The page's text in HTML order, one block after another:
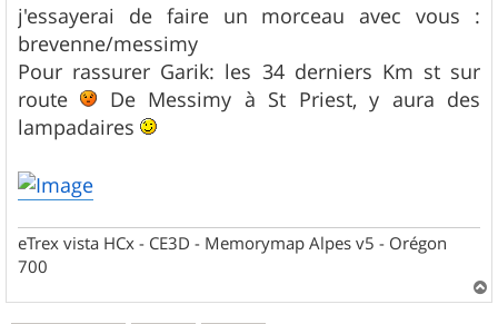
s
s
a
g
e
j'essayerai de faire un morceau avec vous :
brevenne/messimy
Pour rassurer Garik: les 34 derniers Km st sur
route
De Messimy à St Priest, y aura des
lampadaires
eTrex vista HCx - CE3D - Memorymap Alpes v5 - Orégon
700
a